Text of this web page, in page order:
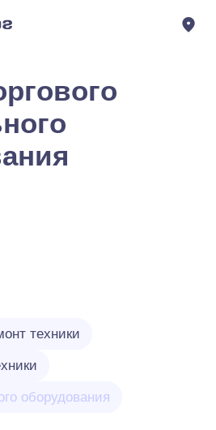
техники
оборудования